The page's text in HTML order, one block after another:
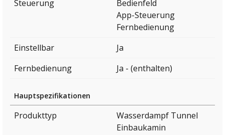
Steuerung
Bedienfeld
App-Steuerung
Fernbedienung
Einstellbar
Ja
Fernbedienung
Ja - (enthalten)
Hauptspezifikationen
Produkttyp
Wasserdampf Tunnel
Einbaukamin